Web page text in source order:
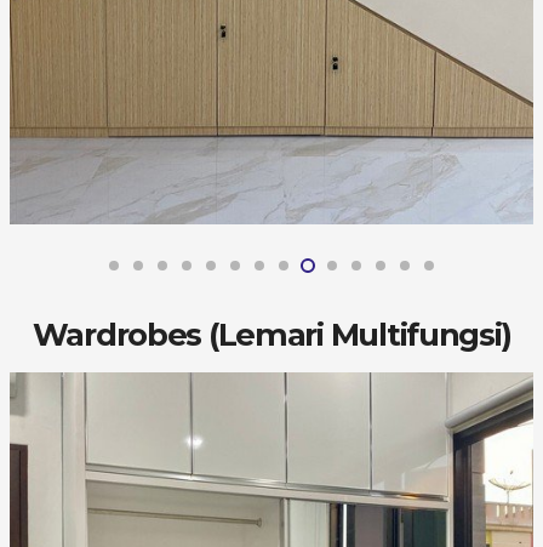
Wardrobes (Lemari Multifungsi)